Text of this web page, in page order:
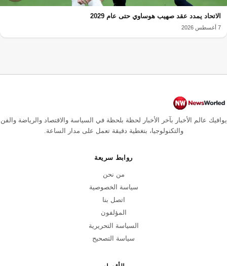
الاتحاد يمدد عقد صهيب هوساوي حتى عام 2029
7 أغسطس 2026
يوافيك عالم الأخبار بآخر الأخبار لحظة بلحظة في السياسة والاقتصاد والرياضة والفن
والتكنولوجيا، بتغطية دقيقة تعمل على مدار الساعة.
روابط سريعة
من نحن
سياسة الخصوصية
اتصل بنا
المؤلفون
السياسة التحريرية
سياسة التصحيح